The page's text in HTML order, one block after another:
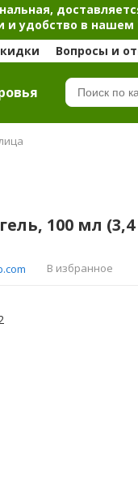
и удобство в нашем
Вопросы и
100 мл
В избранное